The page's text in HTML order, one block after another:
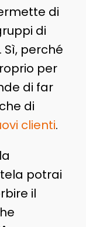
di
di
perché
per
di far
di
clienti.
potrai
il